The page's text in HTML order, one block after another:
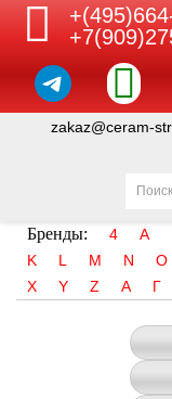
zakaz@ceram-
Бренды: 4 A
K
L M N O
X
Y Z А Г